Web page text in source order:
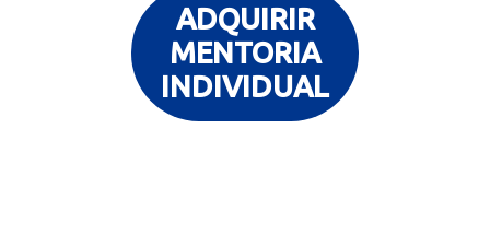
ADQUIRIR
MENTORIA
INDIVIDUAL